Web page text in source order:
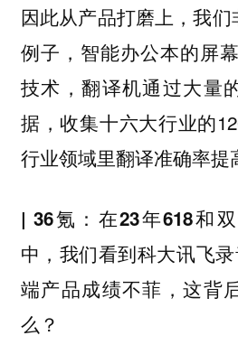
因此从产品打磨上，我
例子，智能办公本的屏
技术，翻译机通过大量
据，收集十六大行业的
行业领域里翻译准确率提
| 36氪：在23年618和
中，我们看到科大讯飞
端产品成绩不菲，这背
么？